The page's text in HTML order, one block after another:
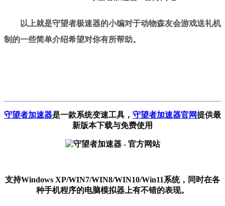
以上就是守望者极速器的小编对于动物森友会游戏送礼机
制 的一些简单介绍希望对你有所帮助。
守望者加速器是一款系统变速工具 ， 守望者加速器官网提供最
新版本下载与免费使用
支持Windows XP/WIN7/WIN8/WIN10/Win11系统，同时在各
种手机程序的电脑模拟器上有不错的表现。